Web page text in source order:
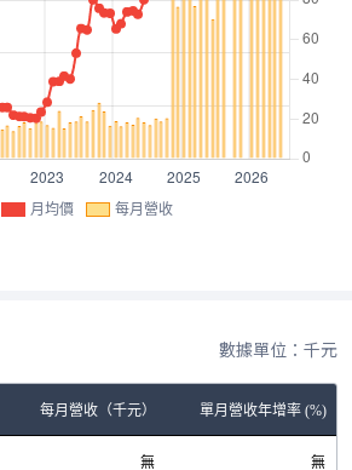
月均價 每月營收
數據單位：千元
每月營收（千元） 單月營收年增率 (%)
無 無